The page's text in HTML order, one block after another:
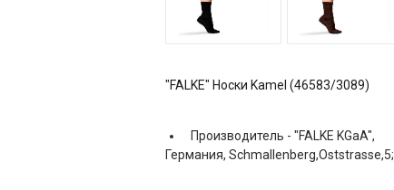
"FALKE" Носки Kamel (46583/3089)
Производитель - "FALKE KGaA",
Германия, Schmallenberg,Oststrasse,5;